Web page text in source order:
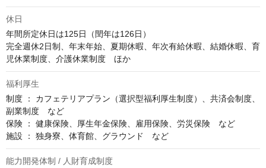
休日
年間所定休日は125日（閏年は126日）
完全週休2日制、年末年始、夏期休暇、年次有給休暇、結婚休暇、育
児休業制度、介護休業制度　ほか
福利厚生
制度 ： カフェテリアプラン（選択型福利厚生制度）、共済会制度、
副業制度　など
保険 ： 健康保険、厚生年金保険、雇用保険、労災保険　など
施設 ： 独身寮、体育館、グラウンド　など
能力開発体制 / 人財育成制度